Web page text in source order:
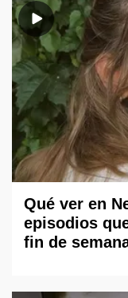
Qué ver en
episodios
fin de